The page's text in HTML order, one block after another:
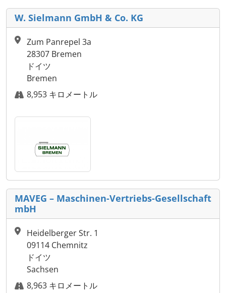
W. Sielmann GmbH & Co. KG
Zum Panrepel 3a
28307 Bremen
ドイツ
Bremen
8,953 キロメートル
MAVEG – Maschinen-Vertriebs-Gesellschaft
mbH
Heidelberger Str. 1
09114 Chemnitz
ドイツ
Sachsen
8,963 キロメートル